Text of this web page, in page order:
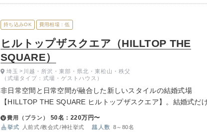
ヒルトップザスクエア（HILLTOP THE
SQUARE）
持ち込みOK 費用相場：低
非日常空間と日常空間が融合した新しいスタイルの結婚式場
【HILLTOP THE SQUARE ヒルトップザスクエア】。結婚式だけ
く、その後の記念日や日常でご利用いただけるたくさんの施設と
全く新しいコンセプト・今までにない結婚式場です。
埼玉
川越・所沢・東部・県北・東松山・秩父
（式場タイプ：式場・ゲストハウス）
費用（プラン） 50名：220万円〜
挙式 人前式 教会式 神社挙式 人数 8～80名